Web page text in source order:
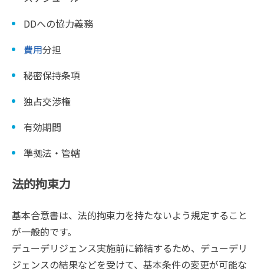
DDへの協力義務
費用分担
秘密保持条項
独占交渉権
有効期間
準拠法・管轄
法的拘束力
基本合意書は、法的拘束力を持たないよう規定すること
が一般的です。
デューデリジェンス実施前に締結するため、デューデリ
ジェンスの結果などを受けて、基本条件の変更が可能な